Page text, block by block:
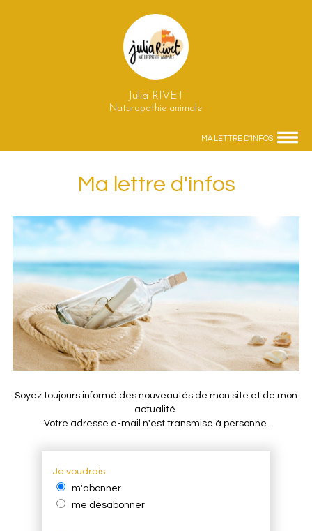
Julia RIVET
Naturopathie animale
MA LETTRE D'INFOS
Ma lettre d'infos
Soyez toujours informé des nouveautés de mon site et de mon
actualité.
Votre adresse e-mail n'est transmise à personne.
Je voudrais
m'abonner
me désabonner